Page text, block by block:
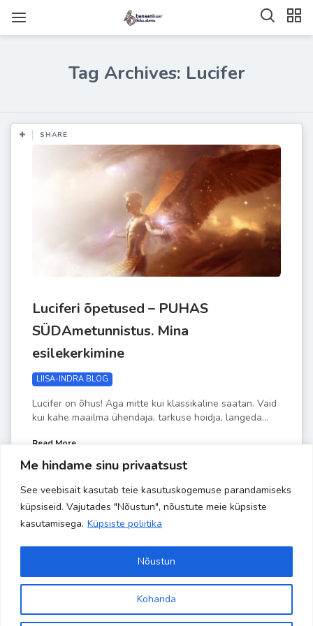
Me hindame sinu privaatsust
See veebisait kasutab teie kasutuskogemuse parandamiseks
küpsiseid. Vajutades "Nõustun", nõustute meie küpsiste
kasutamisega. Küpsiste poliitika
Kohanda
Nõustun
Tag Archives: Lucifer
SHARE
Luciferi õpetused – PUHAS
SÜDAmetunnistus. Mina
esilekerkimine
LIISA-INDRA BLOG
Lucifer on õhus! Aga mitte kui klassikaline saatan. Vaid
kui kahe maailma ühendaja, tarkuse hoidja, langeda...
Read More
JUUNI 13 byLiisa-Indra
Copyright 2024 Banaanisaar | All Rights Reserved | Powered by
Site is using a trial version of the theme. Please enter your